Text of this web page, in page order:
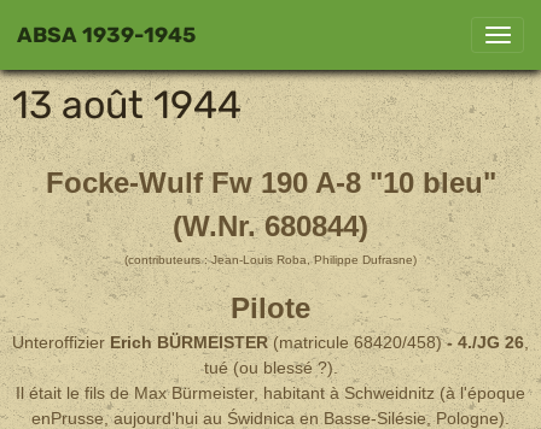
ABSA 1939-1945
13 août 1944
Focke-Wulf Fw 190 A-8 "10 bleu"
(W.Nr. 680844)
(contributeurs : Jean-Louis Roba, Philippe Dufrasne)
Pilote
Unteroffizier Erich BÜRMEISTER (matricule 68420/458)- 4./JG 26
tué (ou blessé ?).
Il était le fils de Max Bürmeister, habitant à Schweidnitz (à l'époque
enPrusse, aujourd'hui au Świdnica en Basse-Silésie, Pologne).